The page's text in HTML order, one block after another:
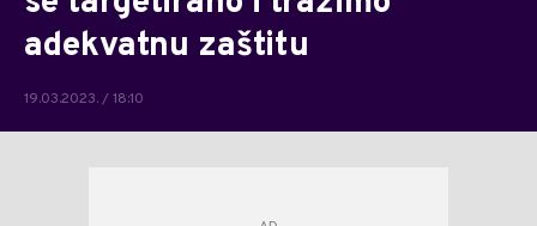
adekvatnu zaštitu
19.03.2023. / 18:10